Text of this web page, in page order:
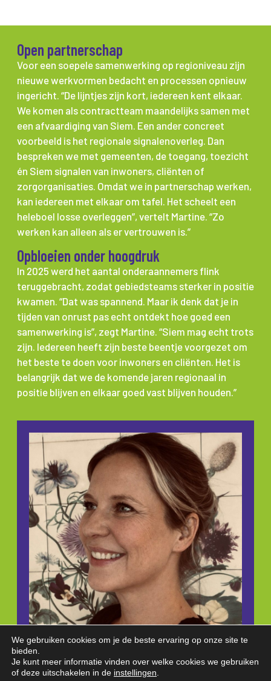
Open partnerschap
Voor een soepele samenwerking op regioniveau zijn
nieuwe werkvormen bedacht en processen opnieuw
ingericht. “De lijntjes zijn kort, iedereen kent elkaar.
We komen als contractteam maandelijks samen met
een afvaardiging van Siem. Een ander concreet
voorbeeld is het regionale signalenoverleg. Dan
bespreken we met gemeenten, de toegang, toezicht
én Siem signalen van inwoners, cliënten of
zorgorganisaties. Omdat we in partnerschap werken,
kan iedereen met elkaar om tafel. Het scheelt een
heleboel losse overleggen”, vertelt Martine. “Zo
werken kan alleen als er vertrouwen is.”
Opbloeien onder hoogdruk
In 2025 werd het aantal onderaannemers flink
teruggebracht, zodat gebiedsteams sterker in positie
kwamen. “Dat was spannend. Maar ik denk dat je in
tijden van onrust pas echt ontdekt hoe goed een
samenwerking is”, zegt Martine. “Siem mag echt trots
zijn. Iedereen heeft zijn beste beentje voorgezet om
het beste te doen voor inwoners en cliënten. Het is
belangrijk dat we de komende jaren regionaal in
positie blijven en elkaar goed vast blijven houden.”
We gebruiken cookies om je de beste ervaring op onze site te
bieden.
Je kunt meer informatie vinden over welke cookies we gebruiken
of deze uitschakelen in de instellingen